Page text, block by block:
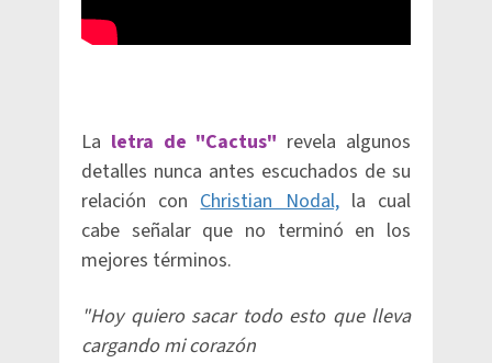
La letra de "Cactus" revela algunos
detalles nunca antes escuchados de su
relación conChristian Nodal,la cual
cabe señalar que no terminó en los
mejores términos.
"Hoy quiero sacar todo esto que lleva
cargando mi corazón